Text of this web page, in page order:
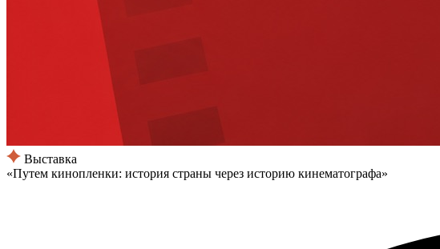
Выставка
«Путем кинопленки: история страны через историю кинематографа»